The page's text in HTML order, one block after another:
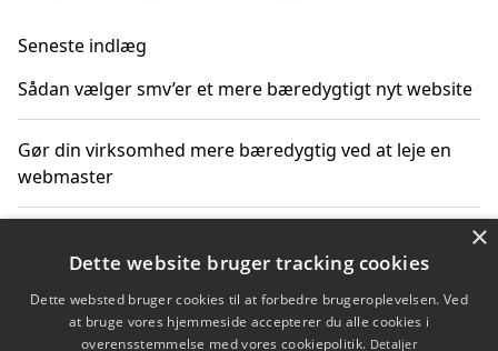
Seneste indlæg
Sådan vælger smv’er et mere bæredygtigt nyt website
Gør din virksomhed mere bæredygtig ved at leje en
webmaster
Sådan vurderer virksomheden prisen på nyt byggeri
×
Dette website bruger tracking cookies
Dette websted bruger cookies til at forbedre brugeroplevelsen. Ved
at bruge vores hjemmeside accepterer du alle cookies i
overensstemmelse med vores cookiepolitik. Detaljer